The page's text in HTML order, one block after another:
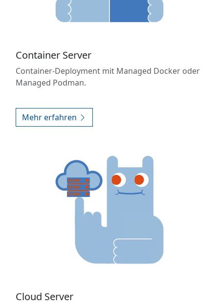
Container Server
Container-Deployment mit Managed Docker oder
Managed Podman.
Mehr erfahren
Cloud Server